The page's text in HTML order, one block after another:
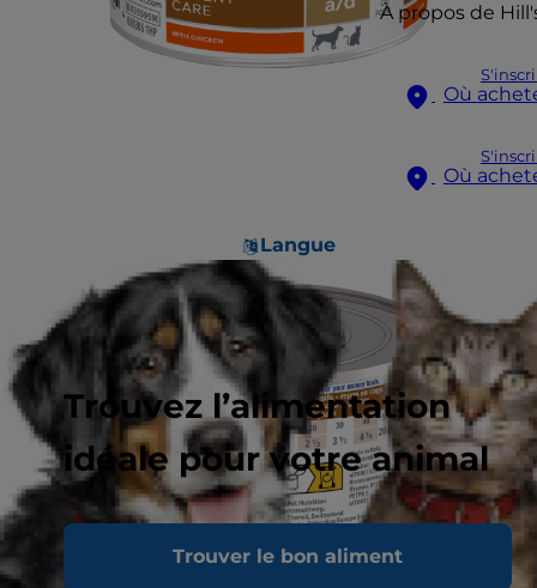
À propos de
Où
Où
Langue
Trouvez l’alimentation
idéale pour votre animal
Trouver le bon aliment